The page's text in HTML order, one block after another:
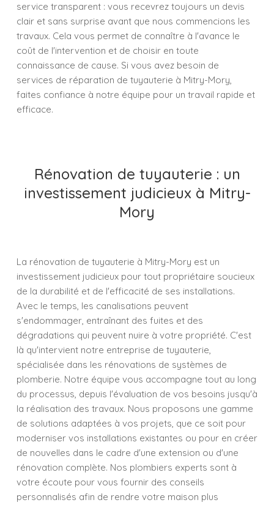
service transparent : vous recevrez toujours un devis
clair et sans surprise avant que nous commencions les
travaux. Cela vous permet de connaître à l'avance le
coût de l'intervention et de choisir en toute
connaissance de cause. Si vous avez besoin de
services de réparation de tuyauterie à Mitry-Mory,
faites confiance à notre équipe pour un travail rapide et
efficace.
Rénovation de tuyauterie : un
investissement judicieux à Mitry-
Mory
La rénovation de tuyauterie à Mitry-Mory est un
investissement judicieux pour tout propriétaire soucieux
de la durabilité et de l'efficacité de ses installations.
Avec le temps, les canalisations peuvent
s'endommager, entraînant des fuites et des
dégradations qui peuvent nuire à votre propriété. C'est
là qu'intervient notre entreprise de tuyauterie,
spécialisée dans les rénovations de systèmes de
plomberie. Notre équipe vous accompagne tout au long
du processus, depuis l'évaluation de vos besoins jusqu'à
la réalisation des travaux. Nous proposons une gamme
de solutions adaptées à vos projets, que ce soit pour
moderniser vos installations existantes ou pour en créer
de nouvelles dans le cadre d'une extension ou d'une
rénovation complète. Nos plombiers experts sont à
votre écoute pour vous fournir des conseils
personnalisés afin de rendre votre maison plus